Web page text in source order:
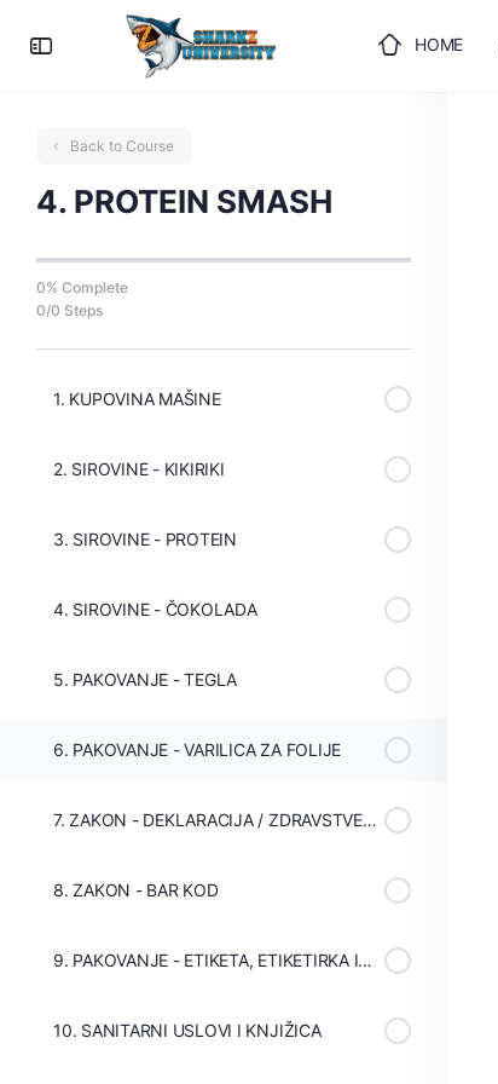
HOME
Back to Course
4. PROTEIN SMASH
0% Complete
0/0 Steps
1. KUPOVINA MAŠINE
2. SIROVINE - KIKIRIKI
3. SIROVINE - PROTEIN
4. SIROVINE - ČOKOLADA
5. PAKOVANJE - TEGLA
6. PAKOVANJE - VARILICA ZA FOLIJE
7. ZAKON - DEKLARACIJA / ZDRAVSTVENI SERTIFIKAT
8. ZAKON - BAR KOD
9. PAKOVANJE - ETIKETA, ETIKETIRKA I DATUMAR
10. SANITARNI USLOVI I KNJIŽICA